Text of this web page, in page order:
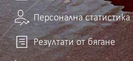
Персонална статистика
Резултати от бягане